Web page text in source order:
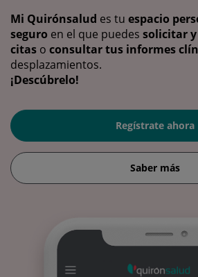
Mi Quirónsalud es tu espacio
seguro en el que puedes solicitar
citas o consultar tus informes
desplazamientos.
¡Descúbrelo!
Regístrate ahora
Saber más